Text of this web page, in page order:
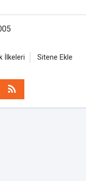
İlkeleri Sitene Ekle